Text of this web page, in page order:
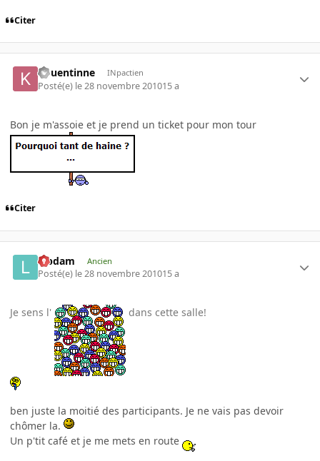
Citer
kouentinne INpactien
Posté(e) le 28 novembre 201015 a
Bon je m'assoie et je prend un ticket pour mon tour
Citer
labdam Ancien
Posté(e) le 28 novembre 201015 a
Je sens l' dans cette salle!
ben juste la moitié des participants. Je ne vais pas devoir
chômer la.
Un p'tit café et je me mets en route